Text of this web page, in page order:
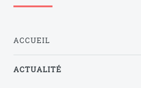
ACCUEIL
ACTUALITÉ